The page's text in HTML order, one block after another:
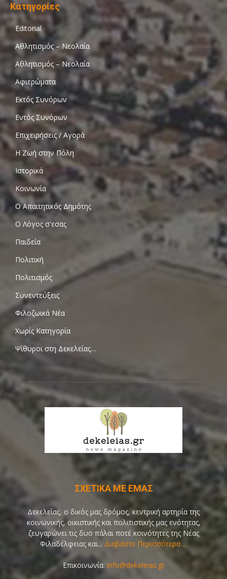
Κατηγορίες
Editorial
Αθλητισμός – Νεολαία
Αθλητισμός – Νεολαία
Αφιερώματα
Εκτός Συνόρων
Εντός Συνόρων
Επιχειρήσεις / Αγορά
Η Ζωή στην Πόλη
Ιστορικά
Κοινωνία
Ο Απαιτητικός Δημότης
Ο Λόγος σ'εσας
Παιδεία
Πολιτική
Πολιτισμός
Συνεντεύξεις
Φιλοζωικά Νέα
Χωρίς Κατηγορία
Ψίθυροι στη Δεκελείας…
ΣΧΕΤΙΚΑ ΜΕ ΕΜΑΣ
Δεκελείας, ο δικός μας δρόμος, κεντρική αρτηρία της
κοινωνικής, οικιστικής και πολιτιστικής μας ενότητας,
ζευγαρώνει τις δυο πάλαι ποτέ κοινότητες της Νέας
Φιλαδέλφειας και... Διαβάστε Περισσότερα ...
Επικοινωνία: info@dekeleias.gr